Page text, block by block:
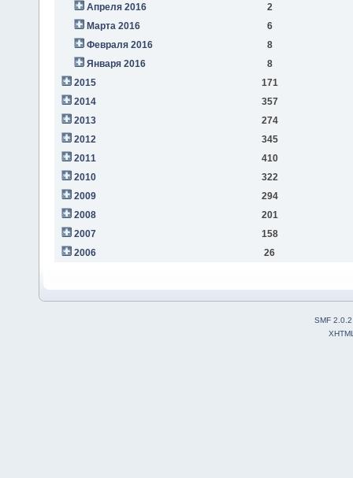
Апреля 2016
2
Марта 2016
6
Февраля 2016
8
Января 2016
8
2015
171
2014
357
2013
274
2012
345
2011
410
2010
322
2009
294
2008
201
2007
158
2006
26
SMF 2.0.2